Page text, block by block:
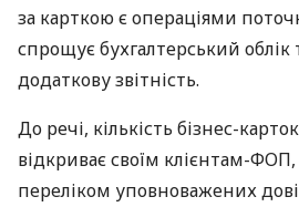
за карткою є операціями
спрощує бухгалтерський облік
додаткову звітність.
До речі, кількість бізнес-
відкриває своїм клієнтам-
переліком уповноважених